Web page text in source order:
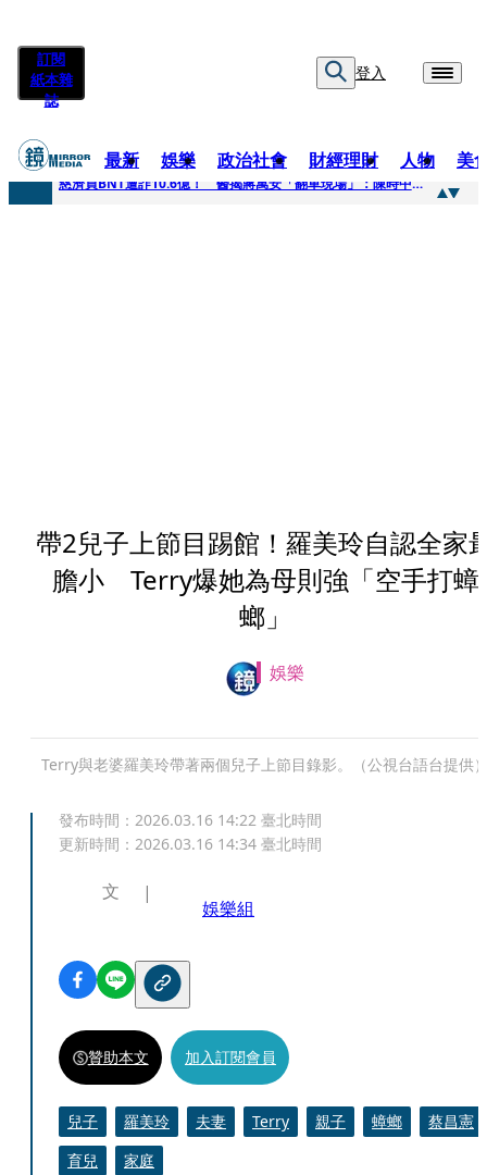
訂閱
紙本雜
誌
登入
最新 娛樂 政治社會 財經理財 人物 美
快訊
慈濟買BNT遭詐10.6億！ 醫揭蔣萬安「翻車現場」：陳時中當年是阻止被騙
帶2兒子上節目踢館！羅美玲自認全家
膽小 Terry爆她為母則強「空手打蟑
螂」
娛樂
Terry與老婆羅美玲帶著兩個兒子上節目錄影。（公視台語台提供
發布時間： 2026.03.16 14:22 臺北時間
更新時間： 2026.03.16 14:34 臺北時間
文
娛樂組
贊助本文 加入訂閱會員
兒子 羅美玲 夫妻 Terry 親子 蟑螂
蔡昌憲
育兒
家庭